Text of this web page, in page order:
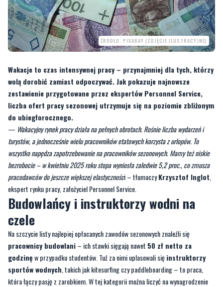
ŹRÓDŁO: PIXABAY (ZDJĘCIE ILUSTRACYJNE)
Wakacje to czas intensywnej pracy – przynajmniej dla tych, którzy
wolą dorobić zamiast odpoczywać. Jak pokazuje najnowsze
liczba ofert pracy sezonowej utrzymuje się na poziomie zbliżonym
do ubiegłorocznego.
—Wakacyjny rynek pracy działa na pełnych obrotach. Rośnie liczba wydarzeń i
turystów, a jednocześnie wielu pracowników etatowych korzysta z urlopów. To
wszystko napędza zapotrzebowanie na pracowników sezonowych. Mamy też niskie
bezrobocie – w kwietniu 2025 roku stopa wyniosła zaledwie 5,2 proc., co zmusza
pracodawców do jeszcze większej elastyczności – tłumaczyKrzysztof Inglot
ekspert rynku pracy, założyciel Personnel Service.
Budowlańcy i instruktorzy wodni na
czele
Na szczycie listy najlepiej opłacanych zawodów sezonowych znaleźli się
pracownicy budowlani– ich stawki sięgają nawet 50 zł netto za
godzinęw przypadku studentów. Tuż za nimi uplasowali się
sportów wodnych, takich jak kitesurfing czy paddleboarding – to praca,
która łączy pasję z zarobkiem. W tej kategorii można liczyć na wynagrodzenie
do50 zł netto za godzinę.
Na trzecim miejscu zestawienia znaleźli siępracownicy obsługi eventów i
hostessy. Letni sezon festiwali, koncertów i imprez plenerowych generuje